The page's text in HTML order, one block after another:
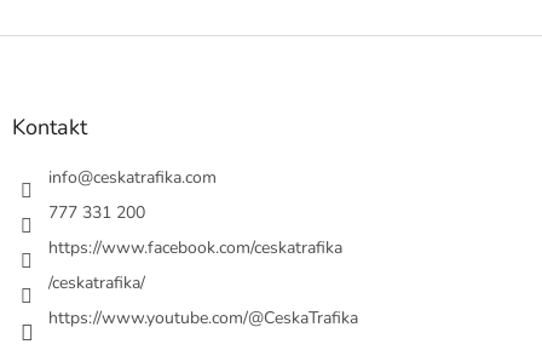
Z
Kontakt
info@ceskatrafika.com
777 331 200
https://www.facebook.com/ceskatrafika
/ceskatrafika/
https://www.youtube.com/@CeskaTrafika